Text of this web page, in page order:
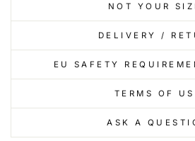
NOT YOUR
DELIVERY /
EU SAFETY
TERMS OF
ASK A